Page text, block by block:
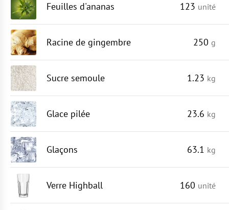
Feuilles d'ananas 123 unité
Racine de gingembre 250 g
Sucre semoule 1.23 kg
Glace pilée 23.6 kg
Glaçons 63.1 kg
Verre Highball 160 unité